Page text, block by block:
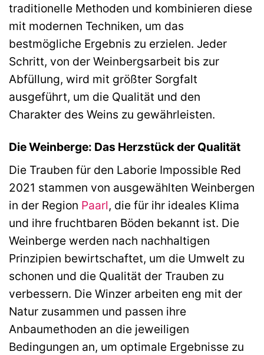
traditionelle Methoden und kombinieren diese
mit modernen Techniken, um das
bestmögliche Ergebnis zu erzielen. Jeder
Schritt, von der Weinbergsarbeit bis zur
Abfüllung, wird mit größter Sorgfalt
ausgeführt, um die Qualität und den
Charakter des Weins zu gewährleisten.
Die Weinberge: Das Herzstück der Qualität
Die Trauben für den Laborie Impossible Red
2021 stammen von ausgewählten Weinbergen
in der Region Paarl, die für ihr ideales Klima
und ihre fruchtbaren Böden bekannt ist. Die
Weinberge werden nach nachhaltigen
Prinzipien bewirtschaftet, um die Umwelt zu
schonen und die Qualität der Trauben zu
verbessern. Die Winzer arbeiten eng mit der
Natur zusammen und passen ihre
Anbaumethoden an die jeweiligen
Bedingungen an, um optimale Ergebnisse zu